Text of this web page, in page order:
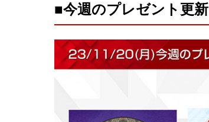
■今週のプレゼント更新